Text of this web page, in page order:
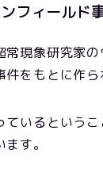
フィールド
現象研究家の
をもとに作ら
ているという
す。